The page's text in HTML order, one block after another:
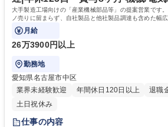
歴：大学院 大学 高専 語学力： 資格：第一種運
大手製造工場向けの「産業機械部品等」の提案営業です
ノ売りに留まらず、自社製品と他社製品調達も含めた幅
様の課題解決に向き合っています。
月給
26万3900円以上
勤務地
愛知県名古屋市中区
業界未経験歓迎
年間休日120日以上 退職
土日祝休み
仕事の内容